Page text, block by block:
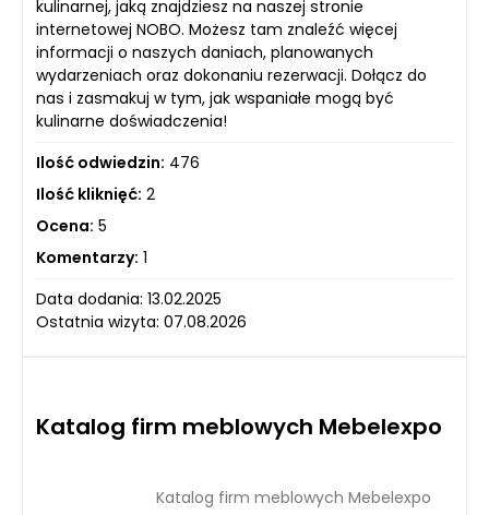
kulinarnej, jaką znajdziesz na naszej stronie
internetowej NOBO. Możesz tam znaleźć więcej
informacji o naszych daniach, planowanych
wydarzeniach oraz dokonaniu rezerwacji. Dołącz do
nas i zasmakuj w tym, jak wspaniałe mogą być
kulinarne doświadczenia!
Ilość odwiedzin: 476
Ilość kliknięć: 2
Ocena: 5
Komentarzy: 1
Data dodania: 13.02.2025
Ostatnia wizyta: 07.08.2026
Katalog firm meblowych Mebelexpo
Katalog firm meblowych Mebelexpo